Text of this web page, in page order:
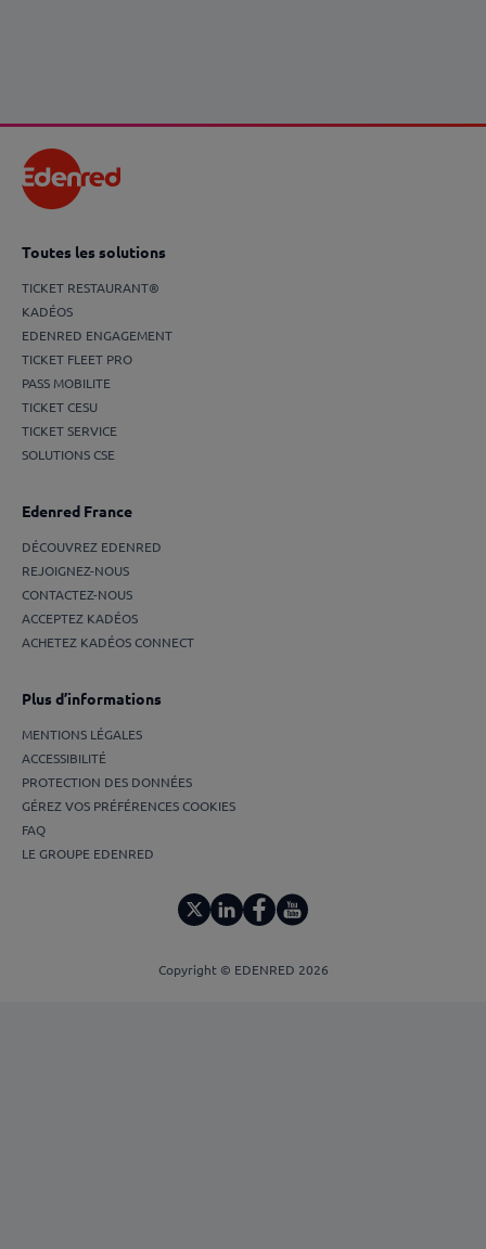
Toutes les solutions
TICKET RESTAURANT®
KADÉOS
EDENRED ENGAGEMENT
TICKET FLEET PRO
PASS MOBILITE
TICKET CESU
TICKET SERVICE
SOLUTIONS CSE
Edenred France
DÉCOUVREZ EDENRED
REJOIGNEZ-NOUS
CONTACTEZ-NOUS
ACCEPTEZ KADÉOS
ACHETEZ KADÉOS CONNECT
Plus d’informations
MENTIONS LÉGALES
ACCESSIBILITÉ
PROTECTION DES DONNÉES
GÉREZ VOS PRÉFÉRENCES COOKIES
FAQ
LE GROUPE EDENRED
Copyright © EDENRED 2026